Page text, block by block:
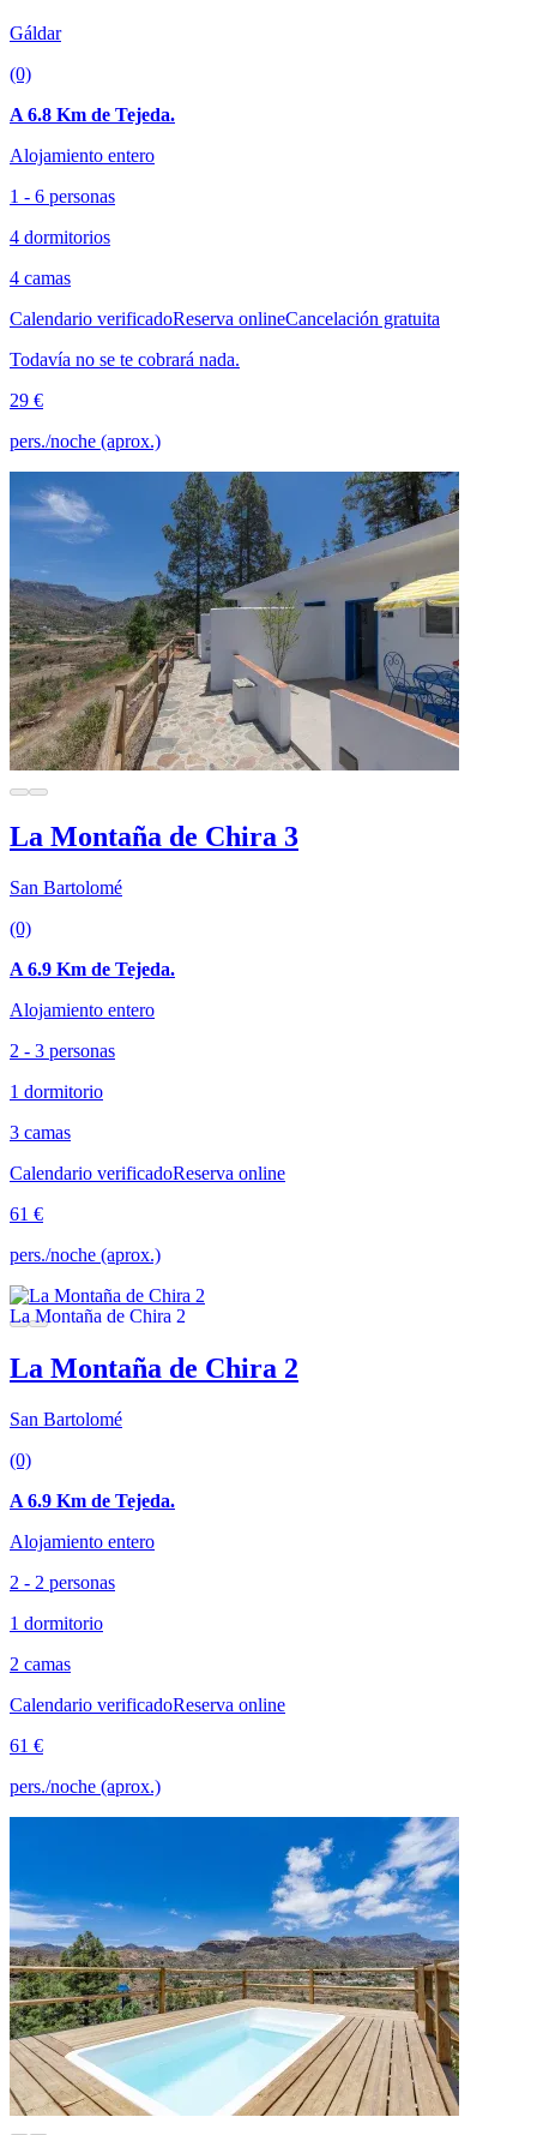
Gáldar
(0)
A 6.8 Km de Tejeda.
Alojamiento entero
1 - 6 personas
4 dormitorios
4 camas
Calendario verificadoReserva onlineCancelación gratuita
Todavía no se te cobrará nada.
29 €
pers./noche (aprox.)
La Montaña de Chira 3
San Bartolomé
(0)
A 6.9 Km de Tejeda.
Alojamiento entero
2 - 3 personas
1 dormitorio
3 camas
Calendario verificadoReserva online
61 €
pers./noche (aprox.)
La Montaña de Chira 2
San Bartolomé
(0)
A 6.9 Km de Tejeda.
Alojamiento entero
2 - 2 personas
1 dormitorio
2 camas
Calendario verificadoReserva online
61 €
pers./noche (aprox.)